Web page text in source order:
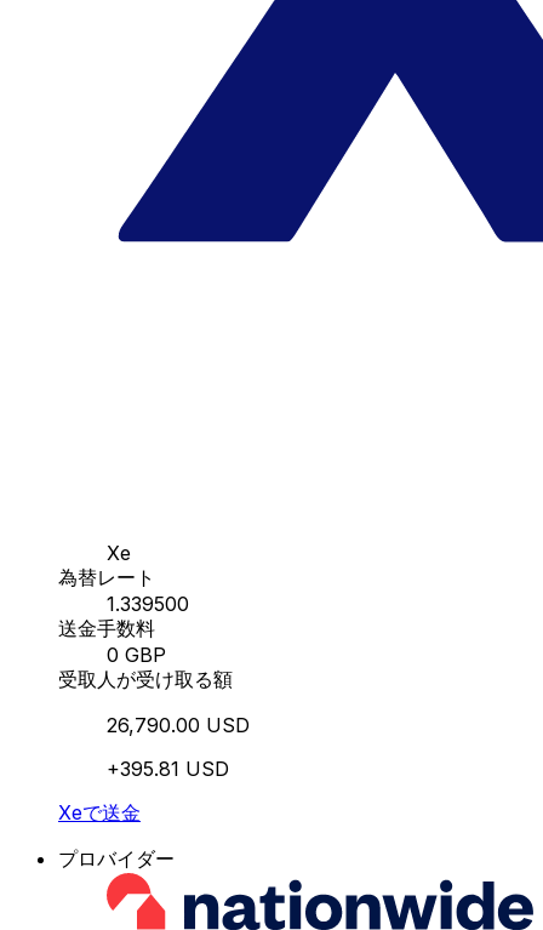
Xe
為替レート
1.339500
送金手数料
0 GBP
受取人が受け取る額
26,790.00 USD
+395.81 USD
Xeで送金
プロバイダー